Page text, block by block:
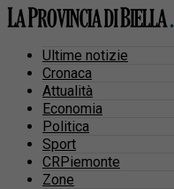
Ultime notizie
Cronaca
Attualità
Economia
Politica
Sport
CRPiemonte
Zone